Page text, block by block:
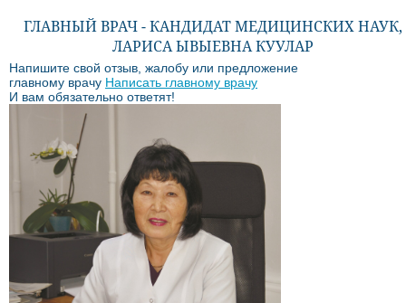
ГЛАВНЫЙ ВРАЧ - КАНДИДАТ МЕДИЦИНСКИХ НАУК,
ЛАРИСА ЫВЫЕВНА КУУЛАР
Напишите свой отзыв, жалобу или предложение
главному врачу Написать главному врачу
И вам обязательно ответят!